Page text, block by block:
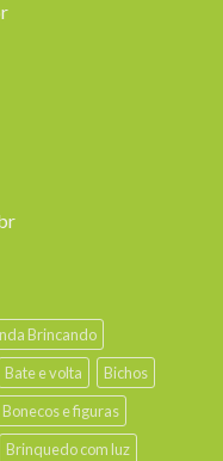
Brincando
Bate e volta
Bichos
Bonecos e figuras
Brinquedo com luz